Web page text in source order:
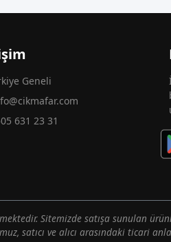
Geneli
631 23 31
Sitemizde satışa sunulan
satıcı ve alıcı arasındaki ticari